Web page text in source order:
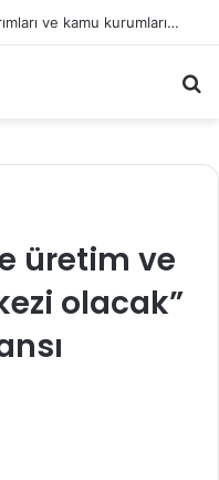
Vali Ziya Polat, Kağızman'da yatırımları ve kamu kurumlarını inceledi
üretim ve
olacak”